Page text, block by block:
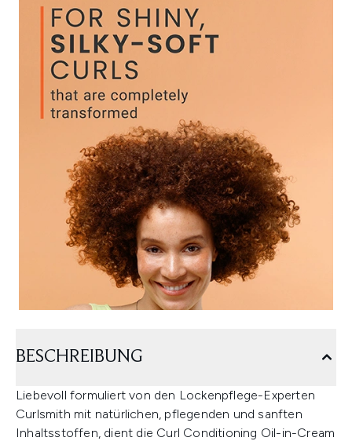
BESCHREIBUNG
Liebevoll formuliert von den Lockenpflege-Experten
Curlsmith mit natürlichen, pflegenden und sanften
Inhaltsstoffen, dient die Curl Conditioning Oil-in-Cream